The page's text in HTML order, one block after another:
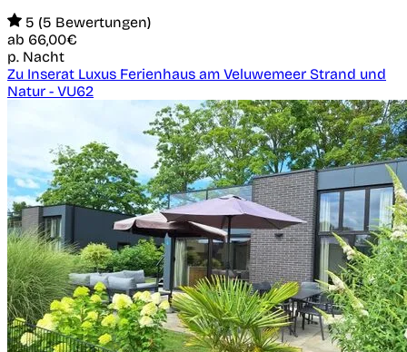
5 (5 Bewertungen)
ab 66,00€
p. Nacht
Zu Inserat Luxus Ferienhaus am Veluwemeer Strand und
Natur - VU62